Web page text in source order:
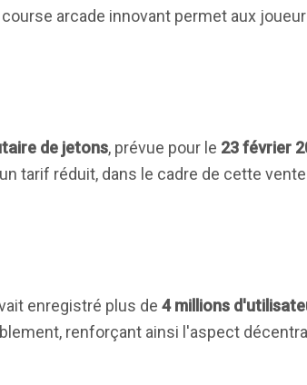
course arcade innovant permet aux
de jetons, prévue pour le 23 février
tarif réduit, dans le cadre de cette
enregistré plus de 4 millions
renforçant ainsi l'aspect